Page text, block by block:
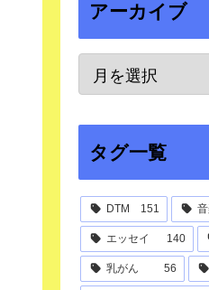
アーカイブ
タグ一覧
DTM 151
エッセイ 140
乳がん 56